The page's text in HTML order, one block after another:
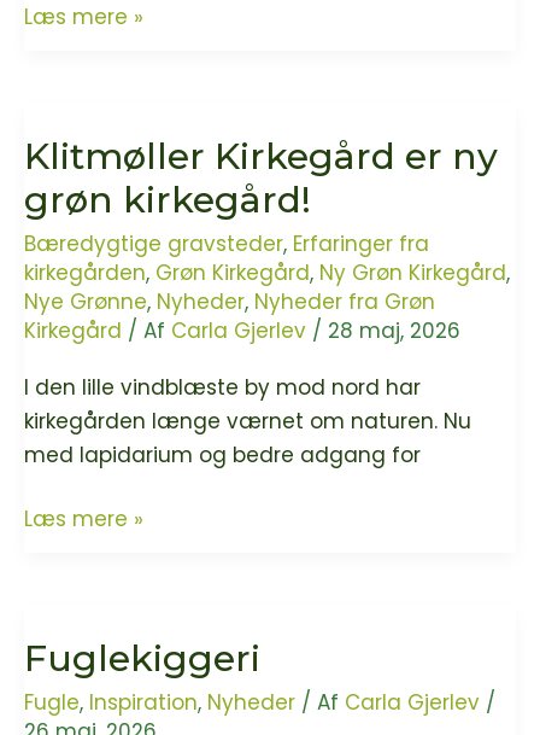
Lea
ned
ukendte
stier
og
opdager
historie
og
en
som
og
du
er
Læs mere »
Klitmøller Kirkegård er ny
grøn kirkegård!
Bæredygtige gravsteder, Erfaringer fra
kirkegården, Grøn Kirkegård, Ny Grøn Kirkegård,
Nye Grønne, Nyheder, Nyheder fra Grøn
Kirkegård / Af Carla Gjerlev / 28 maj, 2026
I den lille vindblæste by mod nord har
kirkegården længe værnet om naturen. Nu
med lapidarium og bedre adgang for
Klitmøller
grøn
kirkegård!
Læs mere »
Fuglekiggeri
Fugle, Inspiration, Nyheder / Af Carla Gjerlev /